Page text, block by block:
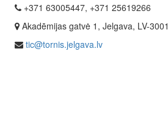
+371 63005447, +371 25619266
Akadēmijas gatvė 1, Jelgava, LV-3001
tic@tornis.jelgava.lv